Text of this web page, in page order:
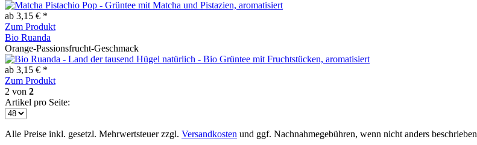
ab 3,15 € *
Zum Produkt
Bio Ruanda
Orange-Passionsfrucht-Geschmack
ab 3,15 € *
Zum Produkt
2 von 2
Artikel pro Seite:
Alle Preise inkl. gesetzl. Mehrwertsteuer zzgl. Versandkosten und ggf. Nachnahmegebühren, wenn nicht anders beschrieben